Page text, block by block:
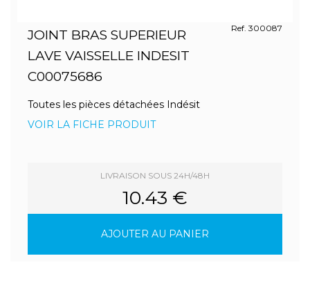
JOINT BRAS SUPERIEUR
LAVE VAISSELLE INDESIT
C00075686
Ref. 300087
Toutes les pièces détachées Indésit
VOIR LA FICHE PRODUIT
LIVRAISON SOUS 24H/48H
10.43 €
AJOUTER AU PANIER